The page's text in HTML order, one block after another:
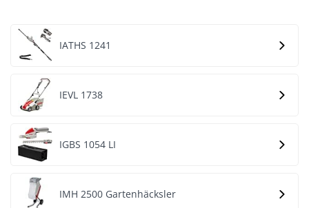
IATHS 1241
IEVL 1738
IGBS 1054 LI
IMH 2500 Gartenhäcksler